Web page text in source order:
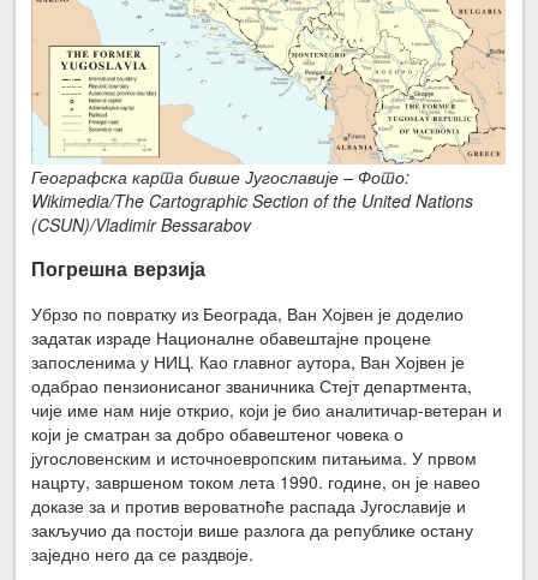
Географска карта бивше Југославије – Фото:
Wikimedia/The Cartographic Section of the United Nations
(CSUN)/Vladimir Bessarabov
Погрешна верзија
Убрзо по повратку из Београда, Ван Хојвен је доделио
задатак израде Националне обавештајне процене
запосленима у НИЦ. Као главног аутора, Ван Хојвен је
одабрао пензионисаног званичника Стејт департмента,
чије име нам није открио, који је био аналитичар-ветеран и
који је сматран за до­бро обавештеног човека о
југословенским и источноевропским питањима. У првом
нацрту, завршеном током лета 1990. године, он је навео
доказе за и против вероватноће распада Југославије и
закључио да постоји више разлога да републике остану
заједно него да се раздвоје.